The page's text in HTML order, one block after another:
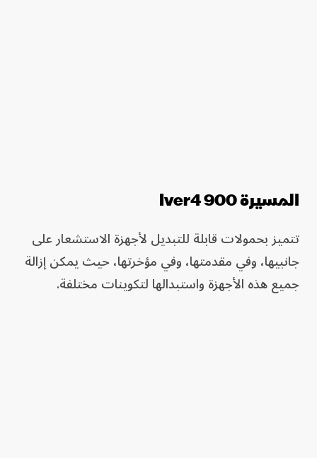
المسيرة Iver4 900
تتميز بحمولات قابلة للتبديل لأجهزة الاستشعار على
جانبيها، وفي مقدمتها، وفي مؤخرتها، حيث يمكن إزالة
جميع هذه الأجهزة واستبدالها لتكوينات مختلفة.